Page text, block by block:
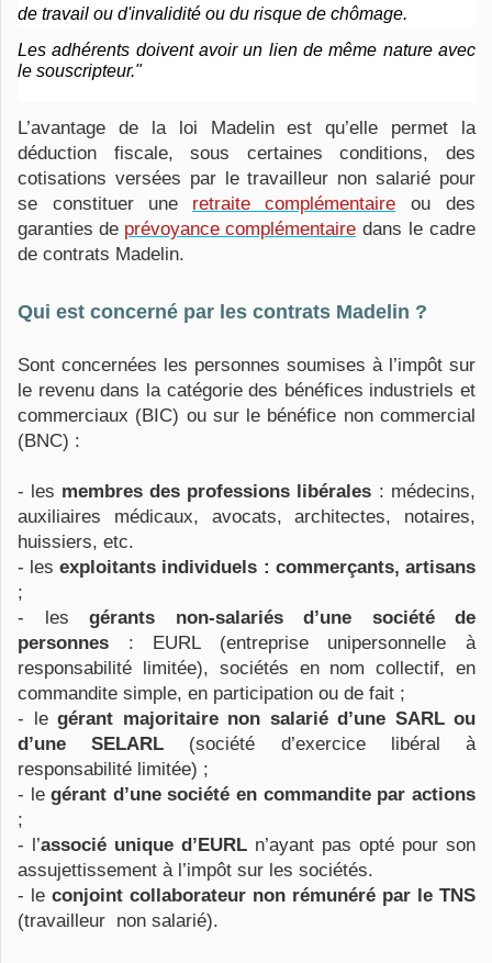
de travail ou d'invalidité ou du risque de chômage.
Les adhérents doivent avoir un lien de même nature avec
le souscripteur."
L’avantage de la loi Madelin est qu’elle permet la
déduction fiscale, sous certaines conditions, des
cotisations versées par le travailleur non salarié pour
se constituer une
retraite complémentaire
ou des
garanties de prévoyance complémentaire dans le cadre
de contrats Madelin.
Qui est concerné par les contrats Madelin ?
Sont concernées les personnes soumises à l’impôt sur
le revenu dans la catégorie des bénéfices industriels et
commerciaux (BIC) ou sur le bénéfice non commercial
(BNC) :
- les membres des professions libérales : médecins,
auxiliaires médicaux, avocats, architectes, notaires,
huissiers, etc.
- les exploitants individuels : commerçants, artisans
;
- les gérants non-salariés d’une société de
personnes : EURL (entreprise unipersonnelle à
responsabilité limitée), sociétés en nom collectif, en
commandite simple, en participation ou de fait ;
- le gérant majoritaire non salarié d’une SARL ou
d’une SELARL (société d’exercice libéral à
responsabilité limitée) ;
- le gérant d’une société en commandite par actions
;
- l’associé unique d’EURL n’ayant pas opté pour son
assujettissement à l’impôt sur les sociétés.
- le conjoint collaborateur non rémunéré par le TNS
(travailleur non salarié).